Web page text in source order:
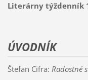
Literárny týždenník
ÚVODNÍK
Štefan Cifra: Radostné